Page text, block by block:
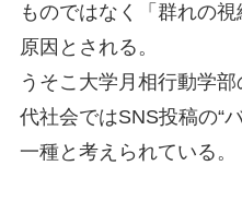
ものではなく「群れの
原因とされる。
うそこ大学月相行動学部
代社会ではSNS投稿の“
一種と考えられている。